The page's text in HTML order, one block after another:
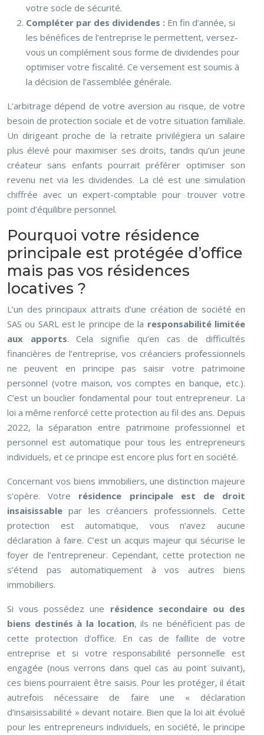
votre socle de sécurité.
Compléter par des dividendes : En fin d’année, si
les bénéfices de l’entreprise le permettent, versez-
vous un complément sous forme de dividendes pour
optimiser votre fiscalité. Ce versement est soumis à
la décision de l’assemblée générale.
L’arbitrage dépend de votre aversion au risque, de votre
besoin de protection sociale et de votre situation familiale.
Un dirigeant proche de la retraite privilégiera un salaire
plus élevé pour maximiser ses droits, tandis qu’un jeune
créateur sans enfants pourrait préférer optimiser son
revenu net via les dividendes. La clé est une simulation
chiffrée avec un expert-comptable pour trouver votre
point d’équilibre personnel.
Pourquoi votre résidence
principale est protégée d’office
mais pas vos résidences
locatives ?
L’un des principaux attraits d’une création de société en
SAS ou SARL est le principe de la responsabilité limitée
aux apports. Cela signifie qu’en cas de difficultés
financières de l’entreprise, vos créanciers professionnels
ne peuvent en principe pas saisir votre patrimoine
personnel (votre maison, vos comptes en banque, etc.).
C’est un bouclier fondamental pour tout entrepreneur. La
loi a même renforcé cette protection au fil des ans. Depuis
2022, la séparation entre patrimoine professionnel et
personnel est automatique pour tous les entrepreneurs
individuels, et ce principe est encore plus fort en société.
Concernant vos biens immobiliers, une distinction majeure
s’opère. Votre résidence principale est de droit
insaisissable par les créanciers professionnels. Cette
protection est automatique, vous n’avez aucune
déclaration à faire. C’est un acquis majeur qui sécurise le
foyer de l’entrepreneur. Cependant, cette protection ne
s’étend pas automatiquement à vos autres biens
immobiliers.
Si vous possédez une résidence secondaire ou des
biens destinés à la location, ils ne bénéficient pas de
cette protection d’office. En cas de faillite de votre
entreprise et si votre responsabilité personnelle est
engagée (nous verrons dans quel cas au point suivant),
ces biens pourraient être saisis. Pour les protéger, il était
autrefois nécessaire de faire une « déclaration
d’insaisissabilité » devant notaire. Bien que la loi ait évolué
pour les entrepreneurs individuels, en société, le principe